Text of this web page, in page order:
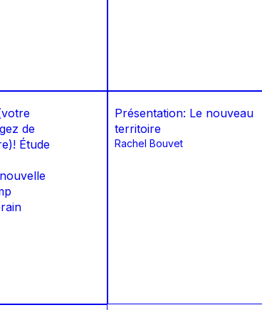
de
Étude
Présentation: Le nouveau
territoire
Rachel Bouvet